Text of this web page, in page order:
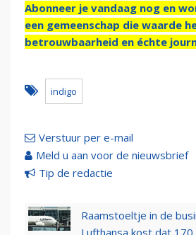
Abonneer je vandaag nog en
een gemeenschap die waarde
betrouwbaarheid en échte
indigo
Verstuur per e-mail
Meld u aan voor de nieuwsbrief
Tip de redactie
Raamstoeltje in de